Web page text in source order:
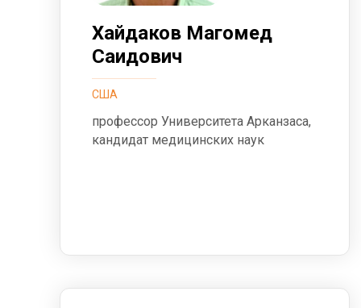
Хайдаков Магомед
Саидович
США
профессор Университета Арканзаса,
кандидат медицинских наук